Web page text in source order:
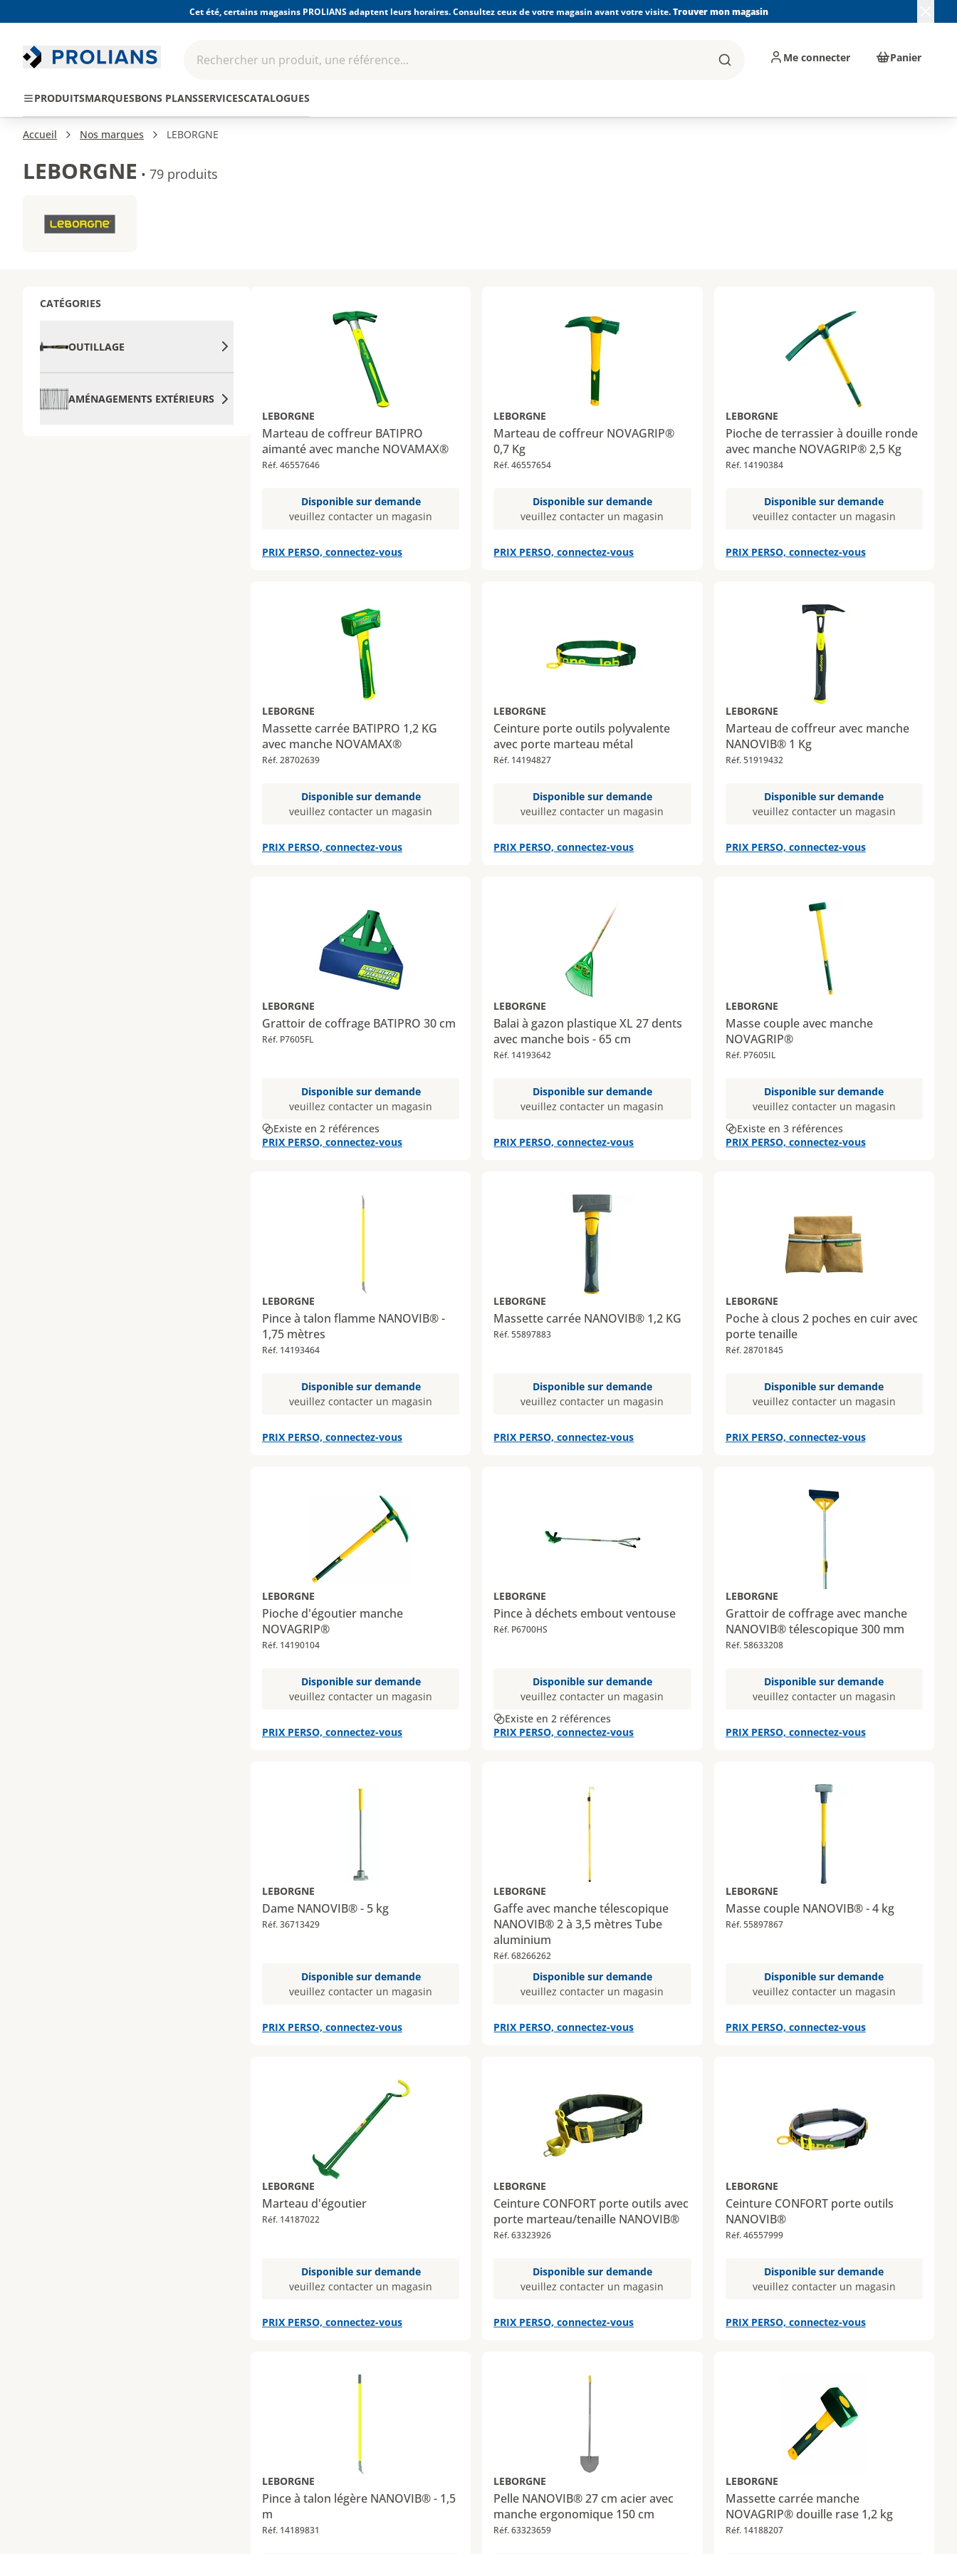
Cet été, certains magasins PROLIANS adaptent leurs horaires. Consultez ceux de votre magasin avant votre visite.Trouver mon magasin
Rechercher un produit, une référence... Rechercher
Me connecter Panier
PRODUITSMARQUESBONS PLANSSERVICESCATALOGUES
individuelle
Outillage Consommables
Accueil Nos marques LEBORGNE
LEBORGNE • 79 produits
CATÉGORIES
OUTILLAGE
AMÉNAGEMENTS EXTÉRIEURS
LEBORGNE
Marteau de coffreur BATIPRO
aimanté avec manche NOVAMAX®
Réf. 46557646
Disponible sur demande
veuillez contacter un magasin
PRIX PERSO, connectez-vous
LEBORGNE
Marteau de coffreur NOVAGRIP®
0,7 Kg
Réf. 46557654
Disponible sur demande
veuillez contacter un magasin
PRIX PERSO, connectez-vous
LEBORGNE
Pioche de terrassier à douille ronde
avec manche NOVAGRIP® 2,5 Kg
Réf. 14190384
Disponible sur demande
veuillez contacter un magasin
PRIX PERSO, connectez-vous
LEBORGNE
Massette carrée BATIPRO 1,2 KG
avec manche NOVAMAX®
Réf. 28702639
Disponible sur demande
veuillez contacter un magasin
PRIX PERSO, connectez-vous
LEBORGNE
Ceinture porte outils polyvalente
avec porte marteau métal
Réf. 14194827
Disponible sur demande
veuillez contacter un magasin
PRIX PERSO, connectez-vous
LEBORGNE
Marteau de coffreur avec manche
NANOVIB® 1 Kg
Réf. 51919432
Disponible sur demande
veuillez contacter un magasin
PRIX PERSO, connectez-vous
LEBORGNE
Grattoir de coffrage BATIPRO 30 cm
Réf. P7605FL
Disponible sur demande
veuillez contacter un magasin
Existe en 2 références
PRIX PERSO, connectez-vous
LEBORGNE
Balai à gazon plastique XL 27 dents
avec manche bois - 65 cm
Réf. 14193642
Disponible sur demande
veuillez contacter un magasin
PRIX PERSO, connectez-vous
LEBORGNE
Masse couple avec manche
NOVAGRIP®
Réf. P7605IL
Disponible sur demande
veuillez contacter un magasin
Existe en 3 références
PRIX PERSO, connectez-vous
LEBORGNE
Pince à talon flamme NANOVIB® -
1,75 mètres
Réf. 14193464
Disponible sur demande
veuillez contacter un magasin
PRIX PERSO, connectez-vous
LEBORGNE
Massette carrée NANOVIB® 1,2 KG
Réf. 55897883
Disponible sur demande
veuillez contacter un magasin
PRIX PERSO, connectez-vous
LEBORGNE
Poche à clous 2 poches en cuir avec
porte tenaille
Réf. 28701845
Disponible sur demande
veuillez contacter un magasin
PRIX PERSO, connectez-vous
LEBORGNE
Pioche d'égoutier manche
NOVAGRIP®
Réf. 14190104
Disponible sur demande
veuillez contacter un magasin
PRIX PERSO, connectez-vous
LEBORGNE
Pince à déchets embout ventouse
Réf. P6700HS
Disponible sur demande
veuillez contacter un magasin
Existe en 2 références
PRIX PERSO, connectez-vous
LEBORGNE
Grattoir de coffrage avec manche
NANOVIB® télescopique 300 mm
Réf. 58633208
Disponible sur demande
veuillez contacter un magasin
PRIX PERSO, connectez-vous
LEBORGNE
Dame NANOVIB® - 5 kg
Réf. 36713429
Disponible sur demande
veuillez contacter un magasin
PRIX PERSO, connectez-vous
LEBORGNE
Gaffe avec manche télescopique
NANOVIB® 2 à 3,5 mètres Tube
aluminium
Réf. 68266262
Disponible sur demande
veuillez contacter un magasin
PRIX PERSO, connectez-vous
LEBORGNE
Masse couple NANOVIB® - 4 kg
Réf. 55897867
Disponible sur demande
veuillez contacter un magasin
PRIX PERSO, connectez-vous
LEBORGNE
Marteau d'égoutier
Réf. 14187022
Disponible sur demande
veuillez contacter un magasin
PRIX PERSO, connectez-vous
LEBORGNE
Ceinture CONFORT porte outils avec
porte marteau/tenaille NANOVIB®
Réf. 63323926
Disponible sur demande
veuillez contacter un magasin
PRIX PERSO, connectez-vous
LEBORGNE
Ceinture CONFORT porte outils
NANOVIB®
Réf. 46557999
Disponible sur demande
veuillez contacter un magasin
PRIX PERSO, connectez-vous
LEBORGNE
Pince à talon légère NANOVIB® - 1,5
m
Réf. 14189831
LEBORGNE
Pelle NANOVIB® 27 cm acier avec
manche ergonomique 150 cm
Réf. 63323659
LEBORGNE
Massette carrée manche
NOVAGRIP® douille rase 1,2 kg
Réf. 14188207